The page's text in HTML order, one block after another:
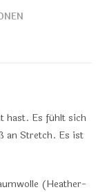
hast. Es fühlt sich
an Stretch. Es ist
(Heather-